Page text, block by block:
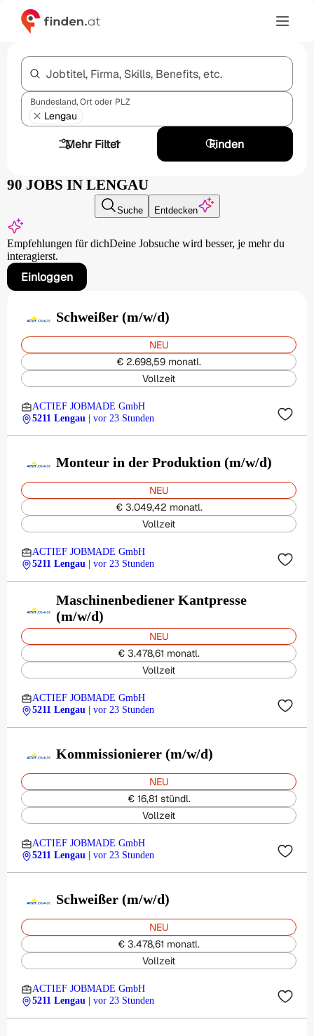
Jobtitel, Firma, Skills, Benefits, etc.
Bundesland, Ort oder PLZ
Lengau
Mehr Filter
1 Finden
90 JOBS IN LENGAU
Suche Entdecken
Empfehlungen für dichDeine Jobsuche wird besser, je mehr du
interagierst.
Einloggen
Schweißer (m/w/d)
NEU
€ 2.698,59 monatl.
Vollzeit
ACTIEF JOBMADE GmbH
5211 Lengau
| vor 23 Stunden
Monteur in der Produktion (m/w/d)
NEU
€ 3.049,42 monatl.
Vollzeit
ACTIEF JOBMADE GmbH
5211 Lengau
| vor 23 Stunden
Maschinenbediener Kantpresse
(m/w/d)
NEU
€ 3.478,61 monatl.
Vollzeit
ACTIEF JOBMADE GmbH
5211 Lengau
| vor 23 Stunden
Kommissionierer (m/w/d)
NEU
€ 16,81 stündl.
Vollzeit
ACTIEF JOBMADE GmbH
5211 Lengau
| vor 23 Stunden
Schweißer (m/w/d)
NEU
€ 3.478,61 monatl.
Vollzeit
ACTIEF JOBMADE GmbH
5211 Lengau
| vor 23 Stunden